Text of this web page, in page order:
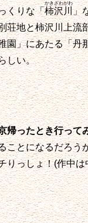
くりな「柿沢川
かきざわがわ
」
荘地と柿沢川上
園」にあたる「
しい。
帰ったとき行って
ことになるだろ
りっしょ！(作中